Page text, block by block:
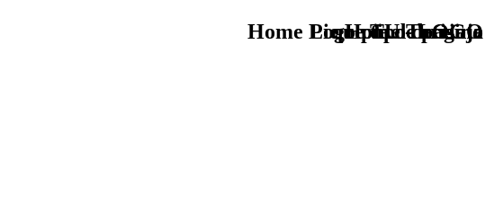
TU - LOGO
que tipo de viaje
Home Logo pie de página
Pie Home Turismo